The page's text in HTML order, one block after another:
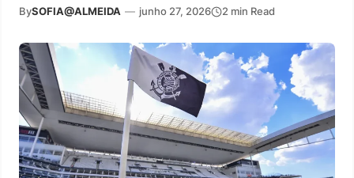
BySOFIA@ALMEIDA — junho 27, 2026 2 min Read